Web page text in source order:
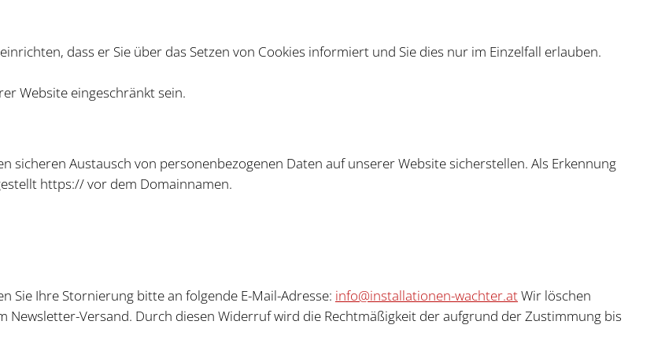
dass er Sie über das Setzen von Cookies informiert und Sie dies nur im Einzelfall erlauben.
Website eingeschränkt sein.
Austausch von personenbezogenen Daten auf unserer Website sicherstellen. Als Erkennung
https:// vor dem Domainnamen.
Sie Ihre Stornierung bitte an folgende E-Mail-Adresse: info@installationen-wachter.atWir löschen
Versand. Durch diesen Widerruf wird die Rechtmäßigkeit der aufgrund der Zustimmung bis